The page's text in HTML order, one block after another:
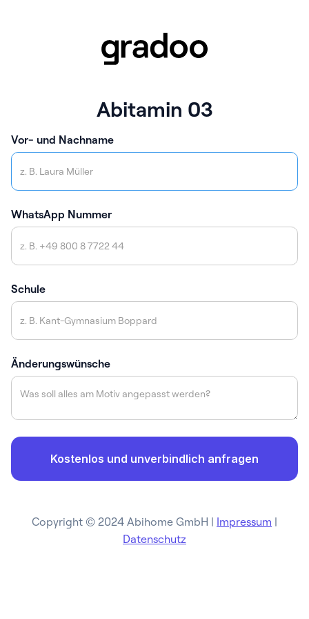
Abitamin 03
Vor- und Nachname
WhatsApp Nummer
Schule
Änderungswünsche
Copyright © 2024 Abihome GmbH | Impressum |
Datenschutz